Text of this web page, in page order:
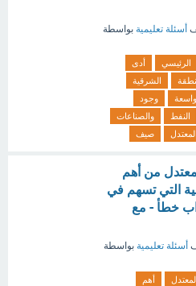
أسئلة تعليمية بواسطة
الرئيسي
أدى
الشرقية
وجود
النفط
والصناعات
المعتدل صيف
من أهم
التي تسهم في
خطأ - مع
أسئلة تعليمية بواسطة
أهم